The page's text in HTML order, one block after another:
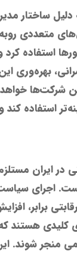
ساختار
متعددی
استفاده
بهره‌وری
شرکت‌ها
استفاده
در ایران
اجرای
برابر،
کلیدی هستند
منجر شوند.